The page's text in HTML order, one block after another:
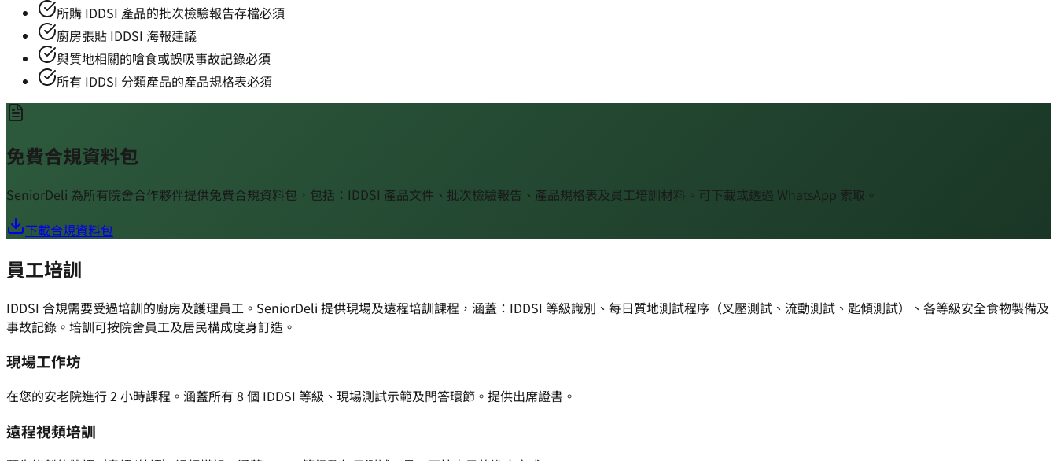
所購 IDDSI 產品的批次檢驗報告存檔必須
廚房張貼 IDDSI 海報建議
與質地相關的嗆食或誤吸事故記錄必須
所有 IDDSI 分類產品的產品規格表必須
免費合規資料包
SeniorDeli 為所有院舍合作夥伴提供免費合規資料包，包括：IDDSI 產品文件、批次檢驗報告、產品規格表及員工培訓材料。可下載或透過 WhatsApp 索取。
下載合規資料包
員工培訓
IDDSI 合規需要受過培訓的廚房及護理員工。SeniorDeli 提供現場及遠程培訓課程，涵蓋：IDDSI 等級識別、每日質地測試程序（叉壓測試、流動測試、匙傾測試）、各等級安全食物製備及
事故記錄。培訓可按院舍員工及居民構成度身訂造。
現場工作坊
在您的安老院進行 2 小時課程。涵蓋所有 8 個 IDDSI 等級、現場測試示範及問答環節。提供出席證書。
遠程視頻培訓